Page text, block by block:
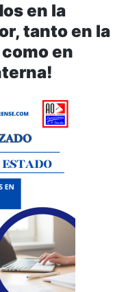
en la
tanto en la
en